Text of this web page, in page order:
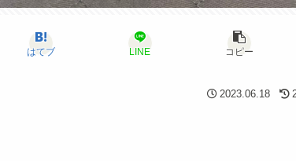
はてブ LINE コピー
2023.06.18